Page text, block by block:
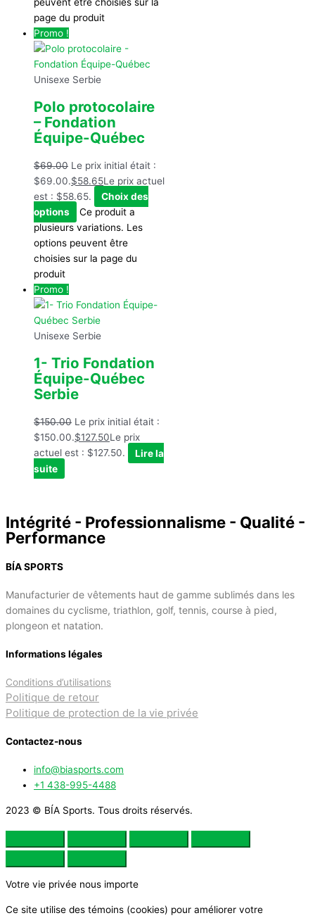
peuvent être choisies sur la
page du produit
Promo !
Unisexe Serbie
Polo protocolaire
– Fondation
Équipe-Québec
$69.00 Le prix initial était :
$69.00.$58.65Le prix actuel
est : $58.65.
Choix des
options
Ce produit a
plusieurs variations. Les
options peuvent être
choisies sur la page du
produit
Promo !
Unisexe Serbie
1- Trio Fondation
Équipe-Québec
Serbie
$150.00 Le prix initial était :
$150.00.$127.50Le prix
actuel est : $127.50.
Lire la
suite
Intégrité - Professionnalisme - Qualité -
Performance
BÍA SPORTS
Manufacturier de vêtements haut de gamme sublimés dans les
domaines du cyclisme, triathlon, golf, tennis, course à pied,
plongeon et natation.
Informations légales
Conditions d’utilisations
Politique de retour
Politique de protection de la vie privée
Contactez-nous
info@biasports.com
+1 438-995-4488
2023 © BÍA Sports. Tous droits réservés.
Votre vie privée nous importe
Ce site utilise des témoins (cookies) pour améliorer votre